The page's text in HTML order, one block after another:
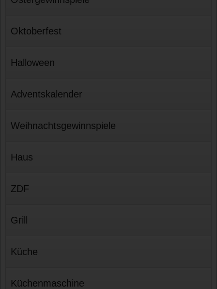
Oktoberfest
Halloween
Adventskalender
Weihnachtsgewinnspiele
Haus
ZDF
Grill
Küche
Küchenmaschine